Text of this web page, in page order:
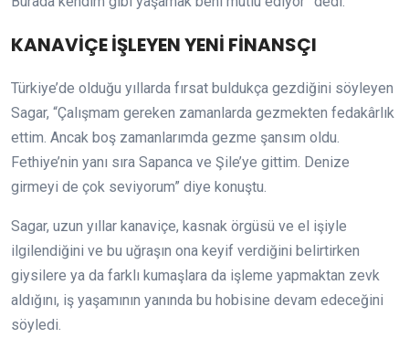
KANAVİÇE İŞLEYEN YENİ FİNANSÇI
Türkiye’de olduğu yıllarda fırsat buldukça gezdiğini söyleyen
Sagar, “Çalışmam gereken zamanlarda gezmekten fedakârlık
ettim. Ancak boş zamanlarımda gezme şansım oldu.
Fethiye’nin yanı sıra Sapanca ve Şile’ye gittim. Denize
girmeyi de çok seviyorum” diye konuştu.
Sagar, uzun yıllar kanaviçe, kasnak örgüsü ve el işiyle
ilgilendiğini ve bu uğraşın ona keyif verdiğini belirtirken
giysilere ya da farklı kumaşlara da işleme yapmaktan zevk
aldığını, iş yaşamının yanında bu hobisine devam edeceğini
söyledi.